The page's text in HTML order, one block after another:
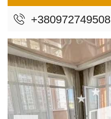
+380972749508